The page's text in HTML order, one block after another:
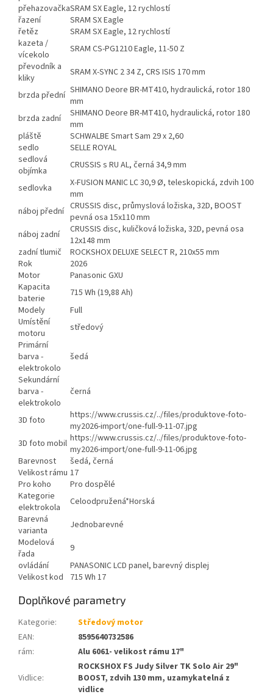
přehazovačkaSRAM SX Eagle, 12 rychlostí
řazení
SRAM SX Eagle
řetěz
SRAM SX Eagle, 12 rychlostí
kazeta /
vícekolo
SRAM CS-PG1210 Eagle, 11-50 Z
převodník a
kliky
SRAM X-SYNC 2 34 Z, CRS ISIS 170 mm
brzda přední SHIMANO Deore BR-MT410, hydraulická, rotor 180
mm
brzda zadní
SHIMANO Deore BR-MT410, hydraulická, rotor 180
mm
pláště
SCHWALBE Smart Sam 29 x 2,60
sedlo
SELLE ROYAL
sedlová
objímka
CRUSSIS s RU AL, černá 34,9 mm
sedlovka
X-FUSION MANIC LC 30,9 Ø, teleskopická, zdvih 100
mm
náboj přední CRUSSIS disc, průmyslová ložiska, 32D, BOOST
pevná osa 15x110 mm
náboj zadní
CRUSSIS disc, kuličková ložiska, 32D, pevná osa
12x148 mm
zadní tlumič
ROCKSHOX DELUXE SELECT R, 210x55 mm
Rok
2026
Motor
Panasonic GXU
Kapacita
baterie
715 Wh (19,88 Ah)
Modely
Full
Umístění
motoru
středový
Primární
barva -
elektrokolo
šedá
Sekundární
barva -
elektrokolo
černá
3D foto
https://www.crussis.cz/../files/produktove-foto-
my2026-import/one-full-9-11-07.jpg
3D foto mobil https://www.crussis.cz/../files/produktove-foto-
my2026-import/one-full-9-11-06.jpg
Barevnost
šedá, černá
Velikost rámu 17
Pro koho
Pro dospělé
Kategorie
elektrokola
Celoodpružená*Horská
Barevná
varianta
Jednobarevné
Modelová
řada
9
ovládání
PANASONIC LCD panel, barevný displej
Velikost kod
715 Wh 17
Doplňkové parametry
Kategorie:
Středový motor
EAN:
8595640732586
rám: Alu 6061- velikost rámu 17"
Vidlice:
ROCKSHOX FS Judy Silver TK Solo Air 29"
BOOST, zdvih 130 mm, uzamykatelná z
vidlice